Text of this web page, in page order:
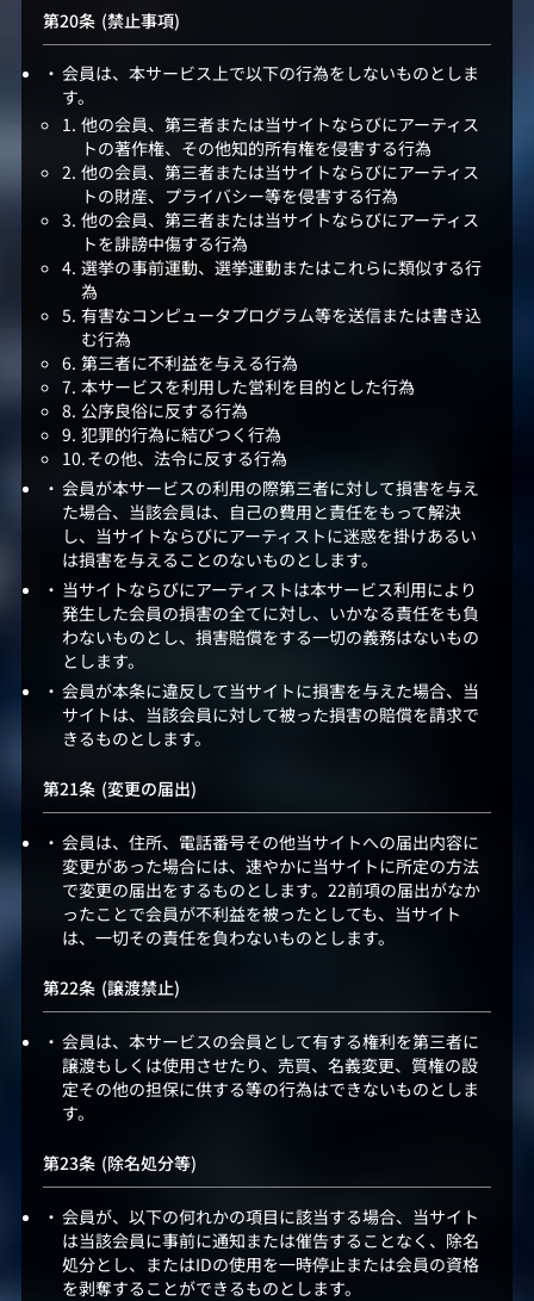
(禁止事項)
会員は、本サービス上で以下の行為をしないものとしま
す。
他の会員、第三者または当サイトならびにアーティス
トの著作権、その他知的所有権を侵害する行為
他の会員、第三者または当サイトならびにアーティス
トの財産、プライバシー等を侵害する行為
他の会員、第三者または当サイトならびにアーティス
トを誹謗中傷する行為
選挙の事前運動、選挙運動またはこれらに類似する行
為
有害なコンピュータプログラム等を送信または書き込
む行為
第三者に不利益を与える行為
本サービスを利用した営利を目的とした行為
公序良俗に反する行為
犯罪的行為に結びつく行為
その他、法令に反する行為
会員が本サービスの利用の際第三者に対して損害を与え
た場合、当該会員は、自己の費用と責任をもって解決
し、当サイトならびにアーティストに迷惑を掛けあるい
は損害を与えることのないものとします。
当サイトならびにアーティストは本サービス利用により
発生した会員の損害の全てに対し、いかなる責任をも負
わないものとし、損害賠償をする一切の義務はないもの
とします。
会員が本条に違反して当サイトに損害を与えた場合、当
サイトは、当該会員に対して被った損害の賠償を請求で
きるものとします。
(変更の届出)
会員は、住所、電話番号その他当サイトへの届出内容に
変更があった場合には、速やかに当サイトに所定の方法
で変更の届出をするものとします。22前項の届出がなか
ったことで会員が不利益を被ったとしても、当サイト
は、一切その責任を負わないものとします。
(譲渡禁止)
会員は、本サービスの会員として有する権利を第三者に
譲渡もしくは使用させたり、売買、名義変更、質権の設
定その他の担保に供する等の行為はできないものとしま
す。
(除名処分等)
会員が、以下の何れかの項目に該当する場合、当サイト
は当該会員に事前に通知または催告することなく、除名
処分とし、またはIDの使用を一時停止または会員の資格
を剥奪することができるものとします。